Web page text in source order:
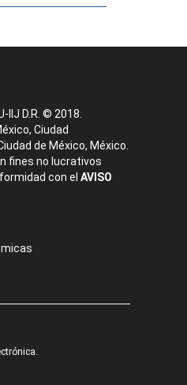
D.R. © 2018.
Ciudad
de México, México.
fines no lucrativos
con el AVISO